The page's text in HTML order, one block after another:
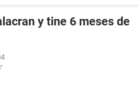
y tine 6 meses de